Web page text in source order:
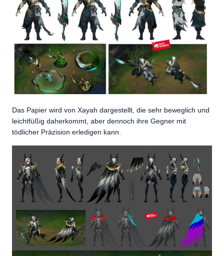
Das Papier wird von Xayah dargestellt, die sehr beweglich und
leichtfüßig daherkommt, aber dennoch ihre Gegner mit
tödlicher Präzision erledigen kann.